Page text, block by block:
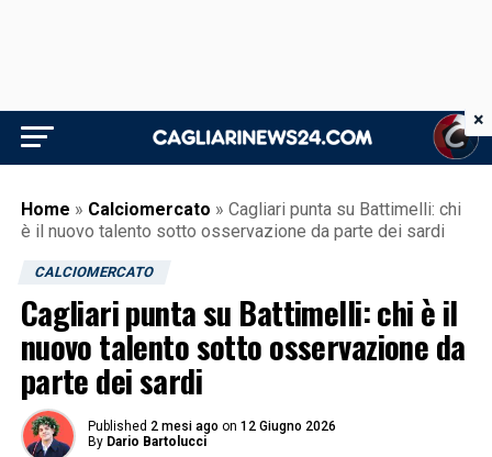
Home » Calciomercato » Cagliari punta su Battimelli: chi
è il nuovo talento sotto osservazione da parte dei sardi
CALCIOMERCATO
Cagliari punta su Battimelli: chi è il
nuovo talento sotto osservazione da
parte dei sardi
Published 2 mesi ago on 12 Giugno 2026
By Dario Bartolucci
×